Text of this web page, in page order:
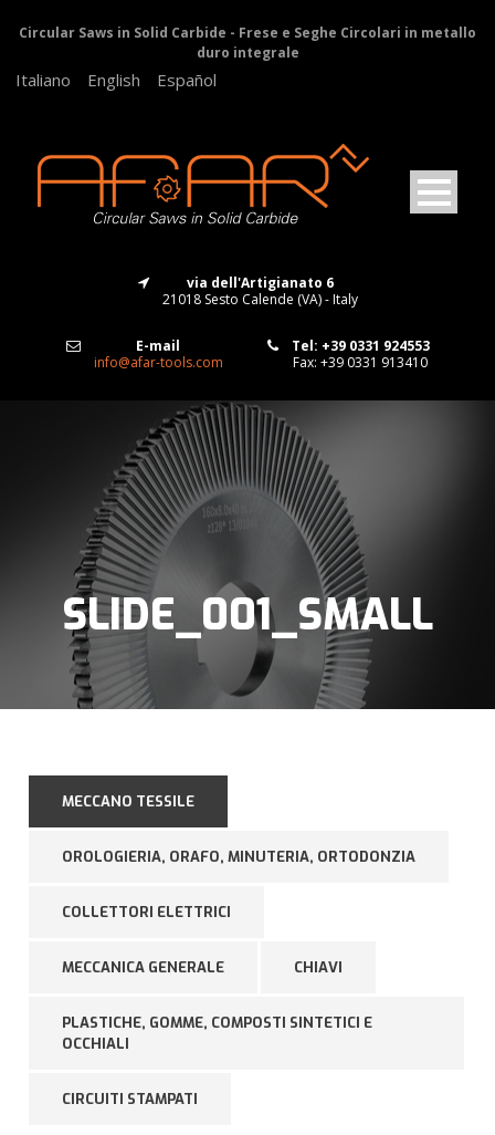
Circular Saws in Solid Carbide - Frese e Seghe Circolari in metallo
duro integrale
Italiano English Español
via dell'Artigianato 6
21018 Sesto Calende (VA) - Italy
E-mail
info@afar-tools.com
Tel: +39 0331 924553
Fax: +39 0331 913410
SLIDE_001_SMALL
MECCANO TESSILE
OROLOGIERIA, ORAFO, MINUTERIA, ORTODONZIA
COLLETTORI ELETTRICI
MECCANICA GENERALE CHIAVI
PLASTICHE, GOMME, COMPOSTI SINTETICI E
OCCHIALI
CIRCUITI STAMPATI